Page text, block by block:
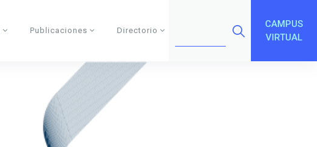
Publicaciones Directorio
CAMPUS
VIRTUAL